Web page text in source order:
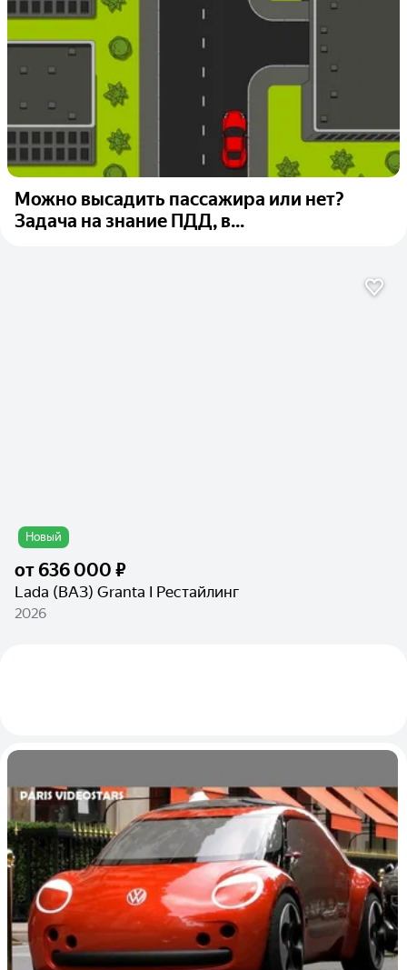
Можно высадить пассажира или нет?
Задача на знание ПДД, в...
Новый
от636 000 ₽
Lada (ВАЗ) Granta I Рестайлинг
2026